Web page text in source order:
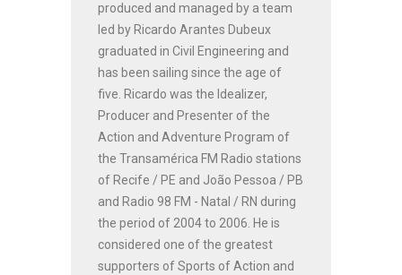
produced and managed by a team
led by Ricardo Arantes Dubeux
graduated in Civil Engineering and
has been sailing since the age of
five. Ricardo was the Idealizer,
Producer and Presenter of the
Action and Adventure Program of
the Transamérica FM Radio stations
of Recife / PE and João Pessoa / PB
and Radio 98 FM - Natal / RN during
the period of 2004 to 2006. He is
considered one of the greatest
supporters of Sports of Action and